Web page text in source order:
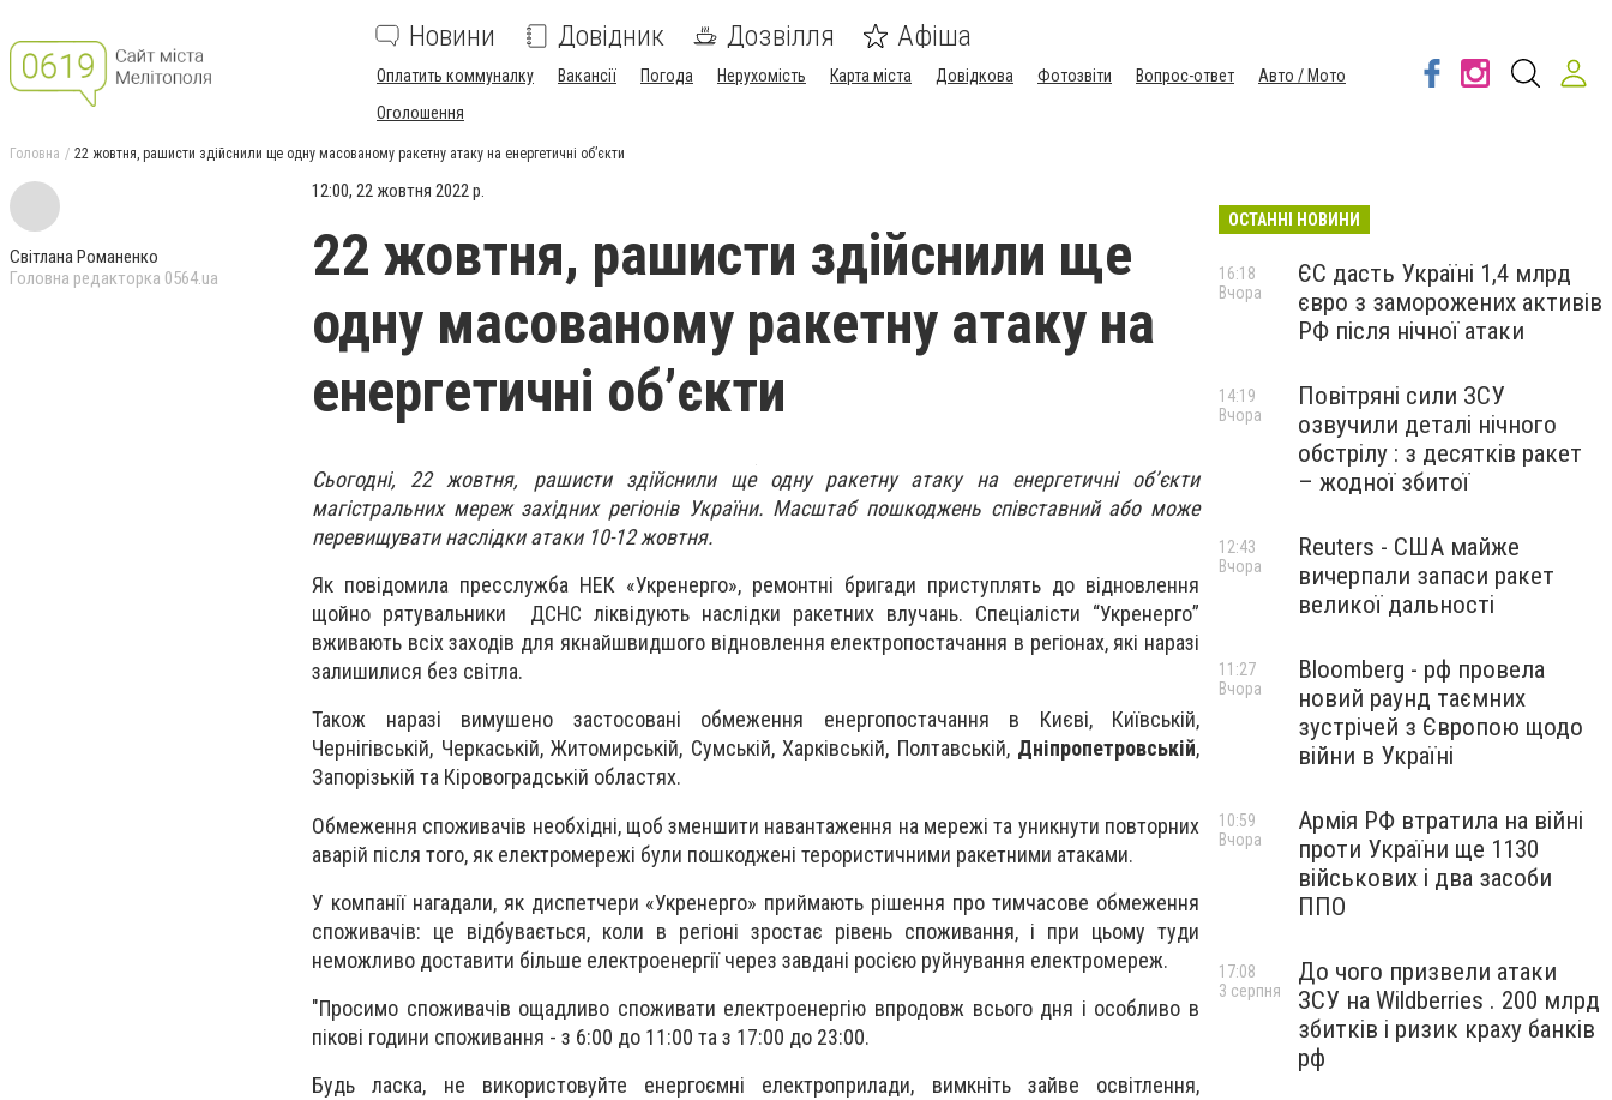
Новини Довідник Дозвілля Афіша
Оплатить коммуналку Вакансії Погода Нерухомість Карта міста Довідкова Фотозвіти Вопрос-ответ
Авто / Мото
Оголошення
Головна 22 жовтня, рашисти здійснили ще одну масованому ракетну атаку на енергетичні об’єкти
Світлана Романенко
Головна редакторка 0564.ua
12:00, 22 жовтня 2022 р.
22 жовтня, рашисти здійснили ще
одну масованому ракетну атаку на
енергетичні об’єкти
Сьогодні, 22 жовтня, рашисти здійснили ще одну ракетну атаку на енергетичні об’єкти
магістральних мереж західних регіонів України. Масштаб пошкоджень співставний або може
перевищувати наслідки атаки 10-12 жовтня.
Як повідомила пресслужба НЕК «Укренерго», ремонтні бригади приступлять до відновлення
щойно рятувальники ДСНС ліквідують наслідки ракетних влучань. Спеціалісти “Укренерго”
вживають всіх заходів для якнайшвидшого відновлення електропостачання в регіонах, які наразі
залишилися без світла.
Також наразі вимушено застосовані обмеження енергопостачання в Києві, Київській,
Чернігівській, Черкаській, Житомирській, Сумській, Харківській, Полтавській, Дніпропетровській,
Запорізькій та Кіровоградській областях.
Обмеження споживачів необхідні, щоб зменшити навантаження на мережі та уникнути повторних
аварій після того, як електромережі були пошкоджені терористичними ракетними атаками.
У компанії нагадали, як диспетчери «Укренерго» приймають рішення про тимчасове обмеження
споживачів: це відбувається, коли в регіоні зростає рівень споживання, і при цьому туди
неможливо доставити більше електроенергії через завдані росією руйнування електромереж.
"Просимо споживачів ощадливо споживати електроенергію впродовж всього дня і особливо в
пікові години споживання - з 6:00 до 11:00 та з 17:00 до 23:00.
Будь ласка, не використовуйте енергоємні електроприлади, вимкніть зайве освітлення,
ОСТАННІ НОВИНИ
ЄС дасть Україні 1,4 млрд
євро з заморожених активів
РФ після нічної атаки
16:18
Вчора
Повітряні сили ЗСУ
озвучили деталі нічного
обстрілу : з десятків ракет
– жодної збитої
14:19
Вчора
Reuters - США майже
вичерпали запаси ракет
великої дальності
12:43
Вчора
Bloomberg - рф провела
новий раунд таємних
зустрічей з Європою щодо
війни в Україні
11:27
Вчора
Армія РФ втратила на війні
проти України ще 1130
військових і два засоби
ППО
10:59
Вчора
До чого призвели атаки
ЗСУ на Wildberries . 200 млрд
збитків і ризик краху банків
рф
17:08
3 серпня